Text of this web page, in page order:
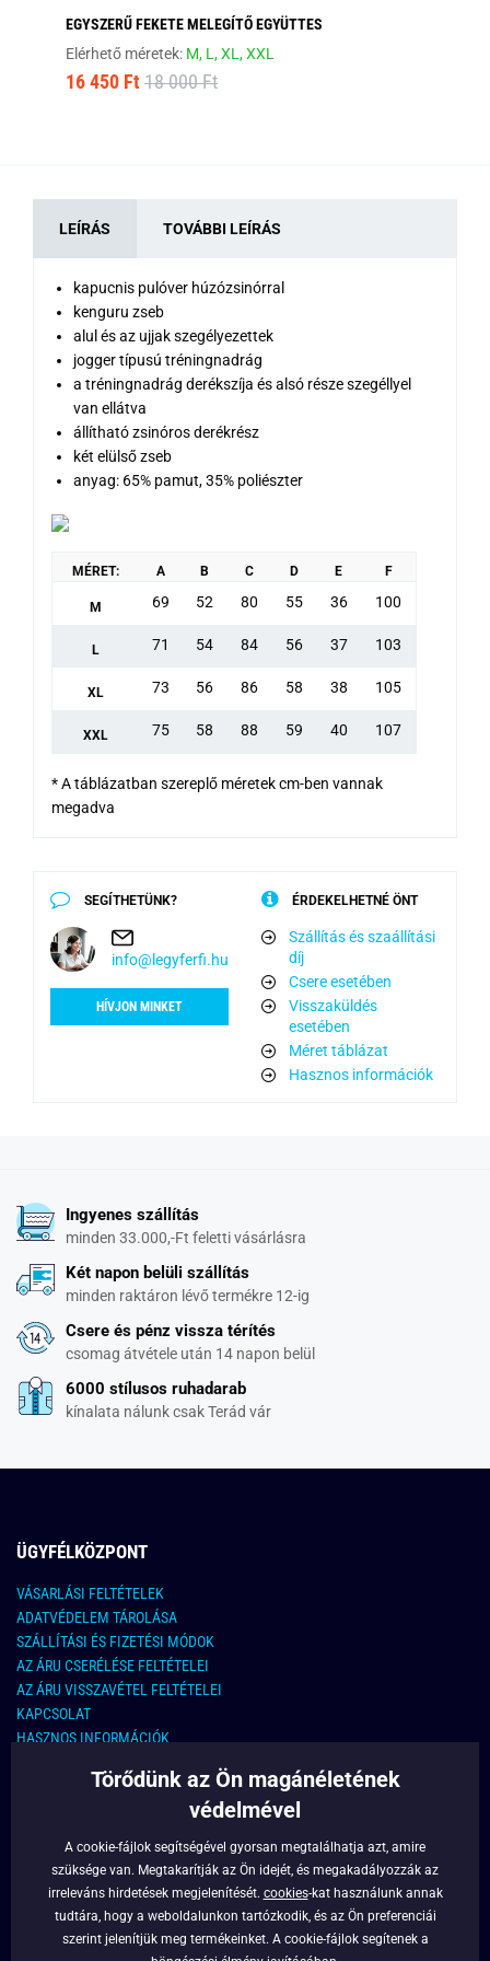
EGYSZERŰ FEKETE MELEGÍTŐ EGYÜTTES
Elérhető méretek: M, L,XL,XXL
16 450 Ft 18 000 Ft
LEÍRÁS TOVÁBBI LEÍRÁS
kapucnis pulóver húzózsinórral
kenguru zseb
alul és az ujjak szegélyezettek
jogger típusú tréningnadrág
a tréningnadrág derékszíja és alsó része szegéllyel
van ellátva
állítható zsinóros derékrész
két elülső zseb
anyag: 65% pamut, 35% poliészter
MÉRET: A B C D E F
M 69 52 80 55 36 100
L 71 54 84 56 37 103
XL 73 56 86 58 38 105
XXL 75 58 88 59 40 107
* A táblázatban szereplő méretek cm-ben vannak
megadva
SEGÍTHETÜNK?
info@legyferfi.hu
HÍVJON MINKET
ÉRDEKELHETNÉ ÖNT
Szállítás és szaállítási
díj
Csere esetében
Visszaküldés
esetében
Méret táblázat
Hasznos információk
Ingyenes szállítás
minden 33.000,-Ft feletti vásárlásra
Két napon belüli szállítás
minden raktáron lévő termékre 12-ig
Csere és pénz vissza térítés
csomag átvétele után 14 napon belül
6000 stílusos ruhadarab
kínalata nálunk csak Terád vár
ÜGYFÉLKÖZPONT
VÁSARLÁSI FELTÉTELEK
ADATVÉDELEM TÁROLÁSA
SZÁLLÍTÁSI ÉS FIZETÉSI MÓDOK
AZ ÁRU CSERÉLÉSE FELTÉTELEI
AZ ÁRU VISSZAVÉTEL FELTÉTELEI
KAPCSOLAT
HASZNOS INFORMÁCIÓK
KAPCSOLAT
info@legyferfi.hu
FONTOS INFORMÁCIÓK
RÓLUNK
Törődünk az Ön magánéletének
védelmével
A cookie-fájlok segítségével gyorsan megtalálhatja azt, amire
szüksége van. Megtakarítják az Ön idejét, és megakadályozzák az
irreleváns hirdetések megjelenítését. cookies-kat használunk annak
tudtára, hogy a weboldalunkon tartózkodik, és az Ön preferenciái
szerint jelenítjük meg termékeinket. A cookie-fájlok segítenek a